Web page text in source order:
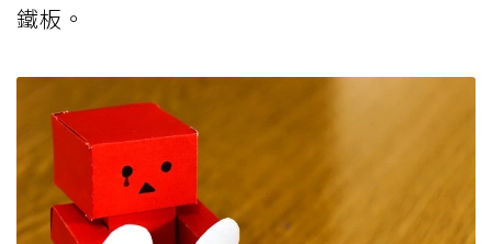
鐵板。